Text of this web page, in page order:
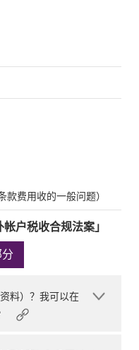
款费用收的一般问题）
户税收合规法案」
料）？我可以在